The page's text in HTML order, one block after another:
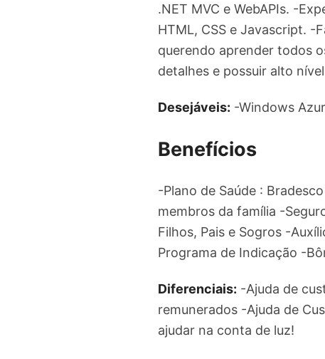
.NET MVC e WebAPIs. -
HTML, CSS e Javascript. -
querendo aprender todos
detalhes e possuir alto
Desejáveis: -Windows
Benefícios
-Plano de Saúde :
membros da família -
Filhos, Pais e Sogros -
Programa de Indicação -
Diferenciais: -Ajuda de
remunerados -Ajuda de
ajudar na conta de luz!